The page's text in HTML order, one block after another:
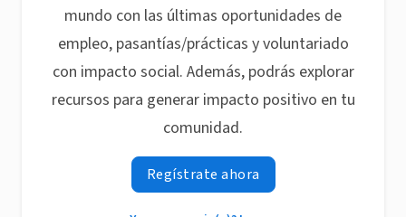
mundo con las últimas oportunidades de
empleo, pasantías/prácticas y voluntariado
con impacto social. Además, podrás explorar
recursos para generar impacto positivo en tu
comunidad.
Regístrate ahora